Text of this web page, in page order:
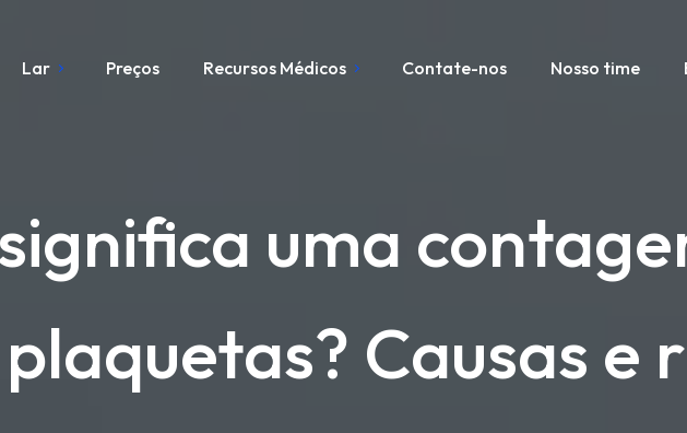
Lar Preços Recursos Médicos Contate-nos Nosso time
uma
plaquetas? Causas e